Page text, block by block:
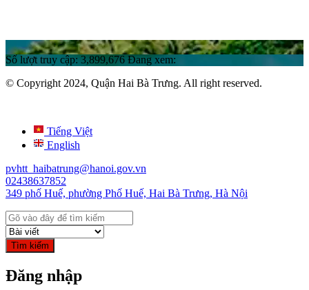
Số lượt truy cập:3,899,676Đang xem:
© Copyright 2024, Quận Hai Bà Trưng. All right reserved.
Tiếng Việt
English
pvhtt_haibatrung@hanoi.gov.vn
02438637852
349 phố Huế, phường Phố Huế, Hai Bà Trưng, Hà Nội
Tìm kiếm
Đăng nhập